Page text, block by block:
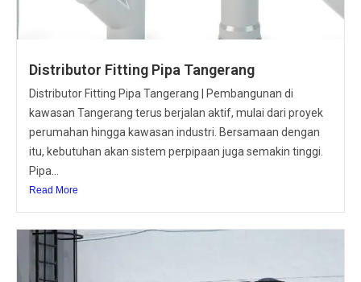
Distributor Fitting Pipa Tangerang
Distributor Fitting Pipa Tangerang | Pembangunan di
kawasan Tangerang terus berjalan aktif, mulai dari proyek
perumahan hingga kawasan industri. Bersamaan dengan
itu, kebutuhan akan sistem perpipaan juga semakin tinggi.
Pipa...
Read More